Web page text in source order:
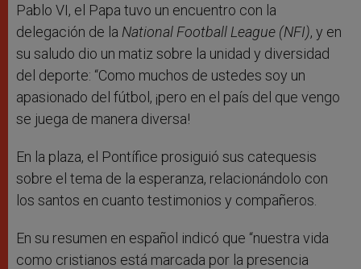
Pablo VI, el Papa tuvo un encuentro con la
delegación de la National Football League (NFI), y en
su saludo dio un matiz sobre la unidad y diversidad
del deporte: “Como muchos de ustedes soy un
apasionado del fútbol, ¡pero en el país del que vengo
se juega de manera diversa!
En la plaza, el Pontífice prosiguió sus catequesis
sobre el tema de la esperanza, relacionándolo con
los santos en cuanto testimonios y compañeros.
En su resumen en español indicó que “nuestra vida
como cristianos está marcada por la presencia